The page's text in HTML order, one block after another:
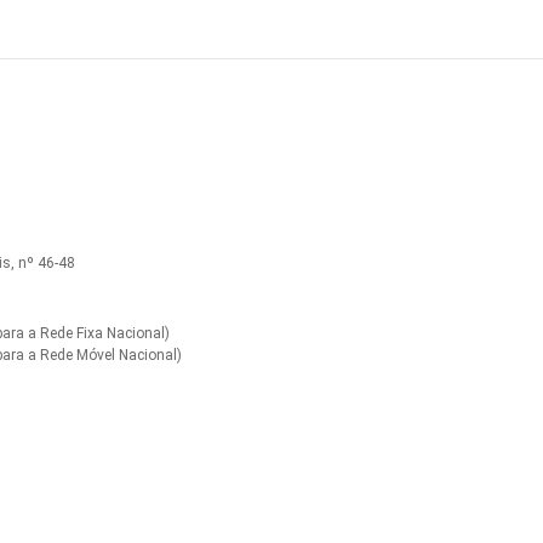
nº 46-48
a Rede Fixa Nacional)
a Rede Móvel Nacional)